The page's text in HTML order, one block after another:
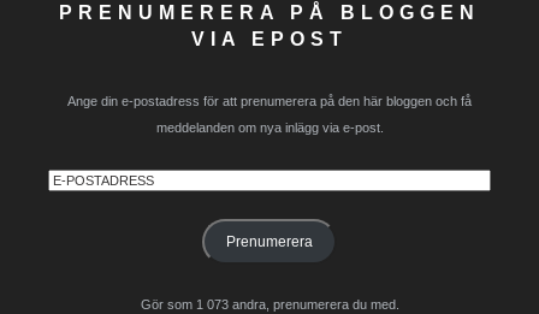
PRENUMERERA PÅ BLOGGEN
VIA EPOST
Ange din e-postadress för att prenumerera på den här bloggen och få
meddelanden om nya inlägg via e-post.
E-
Prenumerera
Gör som 1 073 andra, prenumerera du med.